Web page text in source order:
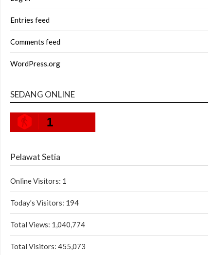
Entries feed
Comments feed
WordPress.org
SEDANG ONLINE
1
Pelawat Setia
Online Visitors: 1
Today's Visitors: 194
Total Views: 1,040,774
Total Visitors: 455,073